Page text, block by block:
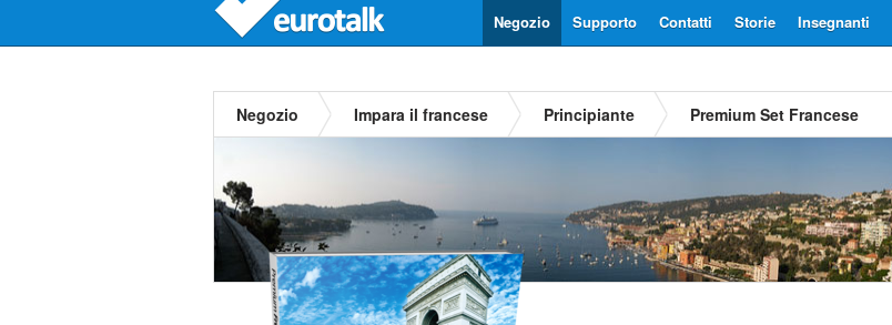
Insegnanti
Storie
Contatti
Supporto
Negozio
Negozio Impara il francese Principiante Premium Set Francese